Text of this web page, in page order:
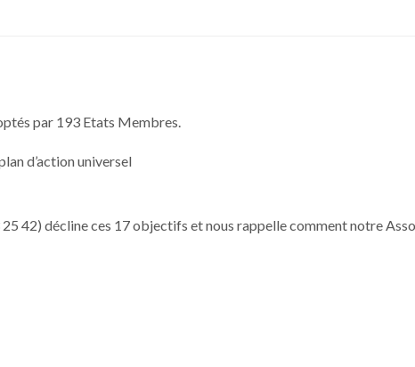
par 193 Etats Membres.
d’action universel
42) décline ces 17 objectifs et nous rappelle comment notre